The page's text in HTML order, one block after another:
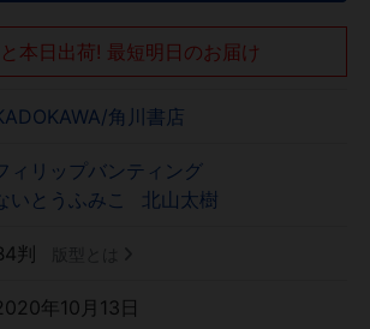
本日出荷! 最短明日のお届け
角川書店
ィリップバンティング
いとうふみこ
北山太樹
判
年10月13日